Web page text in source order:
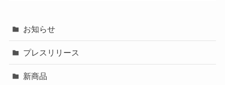
お知らせ
プレスリリース
新商品